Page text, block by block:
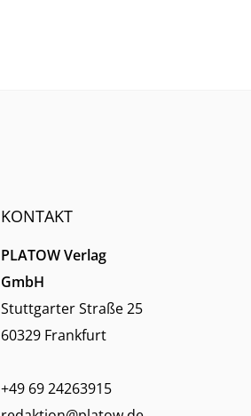
KONTAKT
PLATOW Verlag
GmbH
Stuttgarter Straße 25
60329 Frankfurt
+49 69 24263915